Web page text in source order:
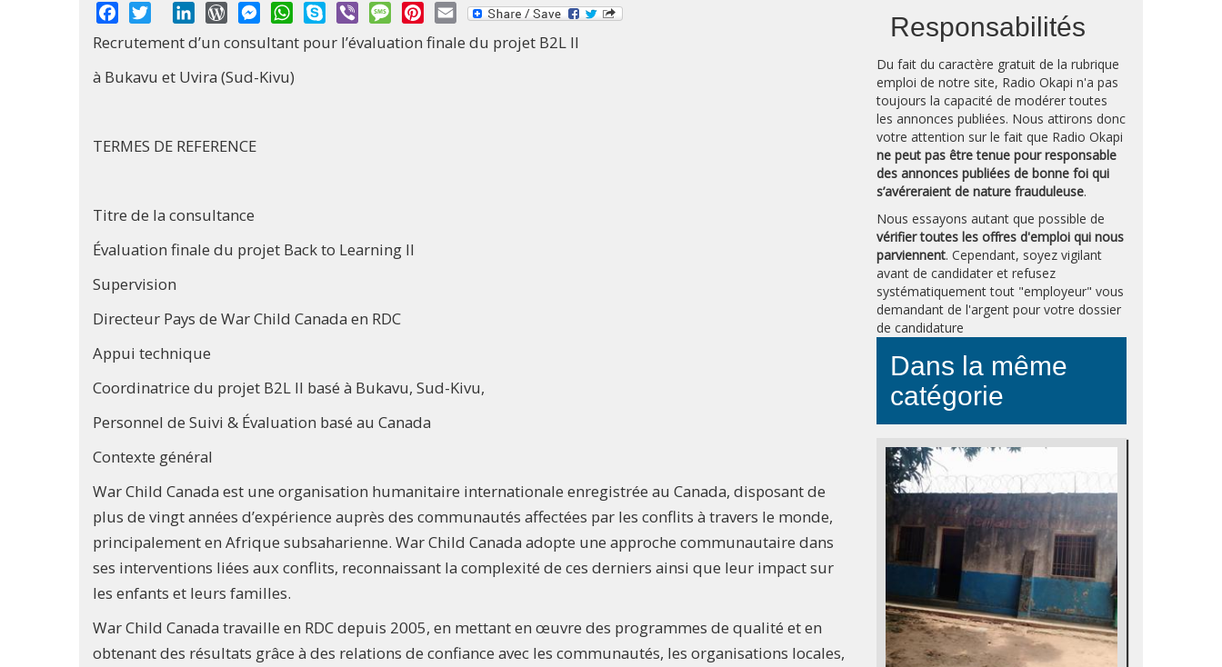
Facebook
Twitter LinkedInWordPressMessengerWhatsApp
Skype Viber MessagePinterest
Email
Recrutement d’un consultant pour l’évaluation finale du projet B2L II
à Bukavu et Uvira (Sud-Kivu)
TERMES DE REFERENCE
Titre de la consultance
Évaluation finale du projet Back to Learning II
Supervision
Directeur Pays de War Child Canada en RDC
Appui technique
Coordinatrice du projet B2L II basé à Bukavu, Sud-Kivu,
Personnel de Suivi & Évaluation basé au Canada
Contexte général
War Child Canada est une organisation humanitaire internationale enregistrée au Canada, disposant de
plus de vingt années d’expérience auprès des communautés affectées par les conflits à travers le monde,
principalement en Afrique subsaharienne. War Child Canada adopte une approche communautaire dans
ses interventions liées aux conflits, reconnaissant la complexité de ces derniers ainsi que leur impact sur
les enfants et leurs familles.
War Child Canada travaille en RDC depuis 2005, en mettant en œuvre des programmes de qualité et en
obtenant des résultats grâce à des relations de confiance avec les communautés, les organisations locales,
Responsabilités
Du fait du caractère gratuit de la rubrique
emploi de notre site, Radio Okapi n'a pas
toujours la capacité de modérer toutes
les annonces publiées. Nous attirons donc
votre attention sur le fait que Radio Okapi
ne peut pas être tenue pour responsable
des annonces publiées de bonne foi qui
s’avéreraient de nature frauduleuse.
Nous essayons autant que possible de
vérifier toutes les offres d'emploi qui nous
parviennent. Cependant, soyez vigilant
avant de candidater et refusez
systématiquement tout "employeur" vous
demandant de l'argent pour votre dossier
de candidature
Dans la même
catégorie